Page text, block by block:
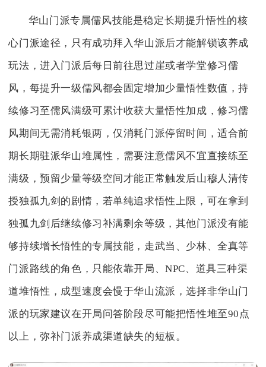
华山门派专属儒风技能是稳定长期提升悟性的核
心门派途径，只有成功拜入华山派后才能解锁该养成
玩法，进入门派后每日前往思过崖或者学堂修习儒
风，每提升一级儒风都会固定增加少量悟性数值，持
续修习至儒风满级可累计收获大量悟性加成，修习儒
风期间无需消耗银两，仅消耗门派停留时间，适合前
期长期驻派华山堆属性，需要注意儒风不宜直接练至
满级，预留少量等级空间才能正常触发后山穆人清传
授独孤九剑的剧情，若单纯追求悟性上限，可在拿到
独孤九剑后继续修习补满剩余等级，其他门派没有能
够持续增长悟性的专属技能，走武当、少林、全真等
门派路线的角色，只能依靠开局、NPC、道具三种渠
道堆悟性，成型速度会慢于华山流派，选择非华山门
派的玩家建议在开局问答阶段尽可能把悟性堆至90点
以上，弥补门派养成渠道缺失的短板。